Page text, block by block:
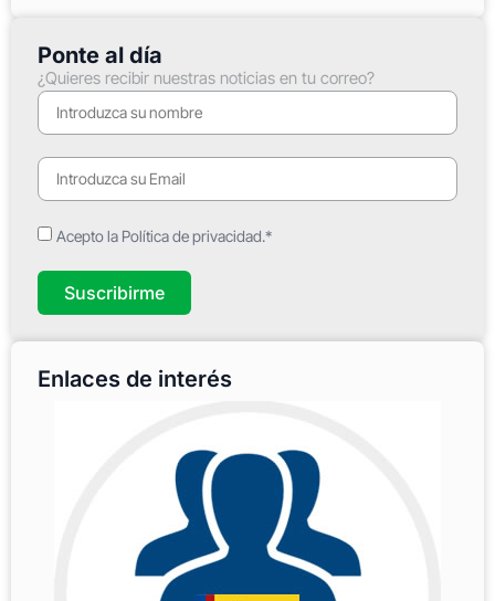
Ponte al día
¿Quieres recibir nuestras noticias en tu correo?
Acepto la Política de privacidad.*
Suscribirme
Enlaces de interés